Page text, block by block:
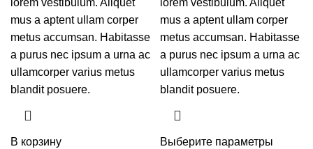
lorem vestibulum. Aliquet
mus a aptent ullam corper
metus accumsan. Habitasse
a purus nec ipsum a urna ac
ullamcorper varius metus
blandit posuere.
В корзину
lorem vestibulum. Aliquet
mus a aptent ullam corper
metus accumsan. Habitasse
a purus nec ipsum a urna ac
ullamcorper varius metus
blandit posuere.
Выберите параметры